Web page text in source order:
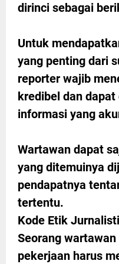
dirinci sebagai
Untuk
yang penting dari
reporter wajib
kredibel dan
informasi yang
Wartawan dapat
yang ditemuinya
pendapatnya
tertentu.
Kode Etik
Seorang
pekerjaan harus